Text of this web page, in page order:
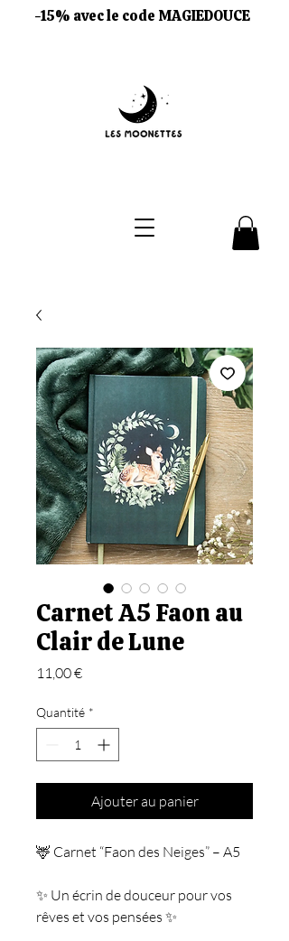
-15% avec le code MAGIEDOUCE
Carnet A5 Faon au
Clair de Lune
11,00 €Prix
Quantité *
Ajouter au panier
🦌 Carnet “Faon des Neiges” – A5
✨ Un écrin de douceur pour vos
rêves et vos pensées ✨